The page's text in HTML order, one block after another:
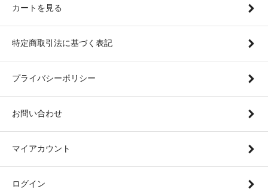
カートを見る
特定商取引法に基づく表記
プライバシーポリシー
お問い合わせ
マイアカウント
ログイン